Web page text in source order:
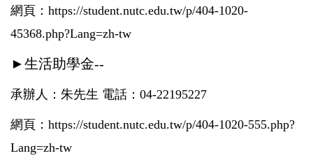
網頁： https://student.nutc.edu.tw/p/404-1020-
45368.php?Lang=zh-tw
►生活助學金--
承辦人：朱先生 電話：04-22195227
網頁： https://student.nutc.edu.tw/p/404-1020-555.php?
Lang=zh-tw